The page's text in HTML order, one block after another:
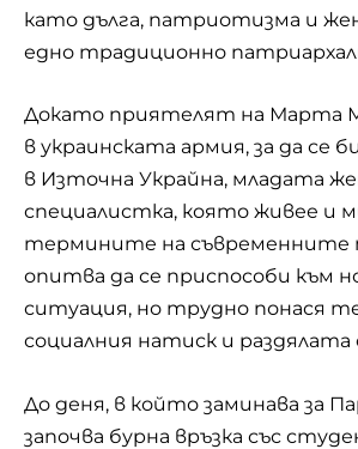
като дълга, патриотизма и
едно традиционно
Докато приятелят на Марта
в украинската армия, за да се
в Източна Украйна, младата
специалистка, която живее и
термините на съвременните
опитва да се приспособи към
ситуация, но трудно понася
социалния натиск и раздялата
До деня, в който заминава за
започва бурна връзка със